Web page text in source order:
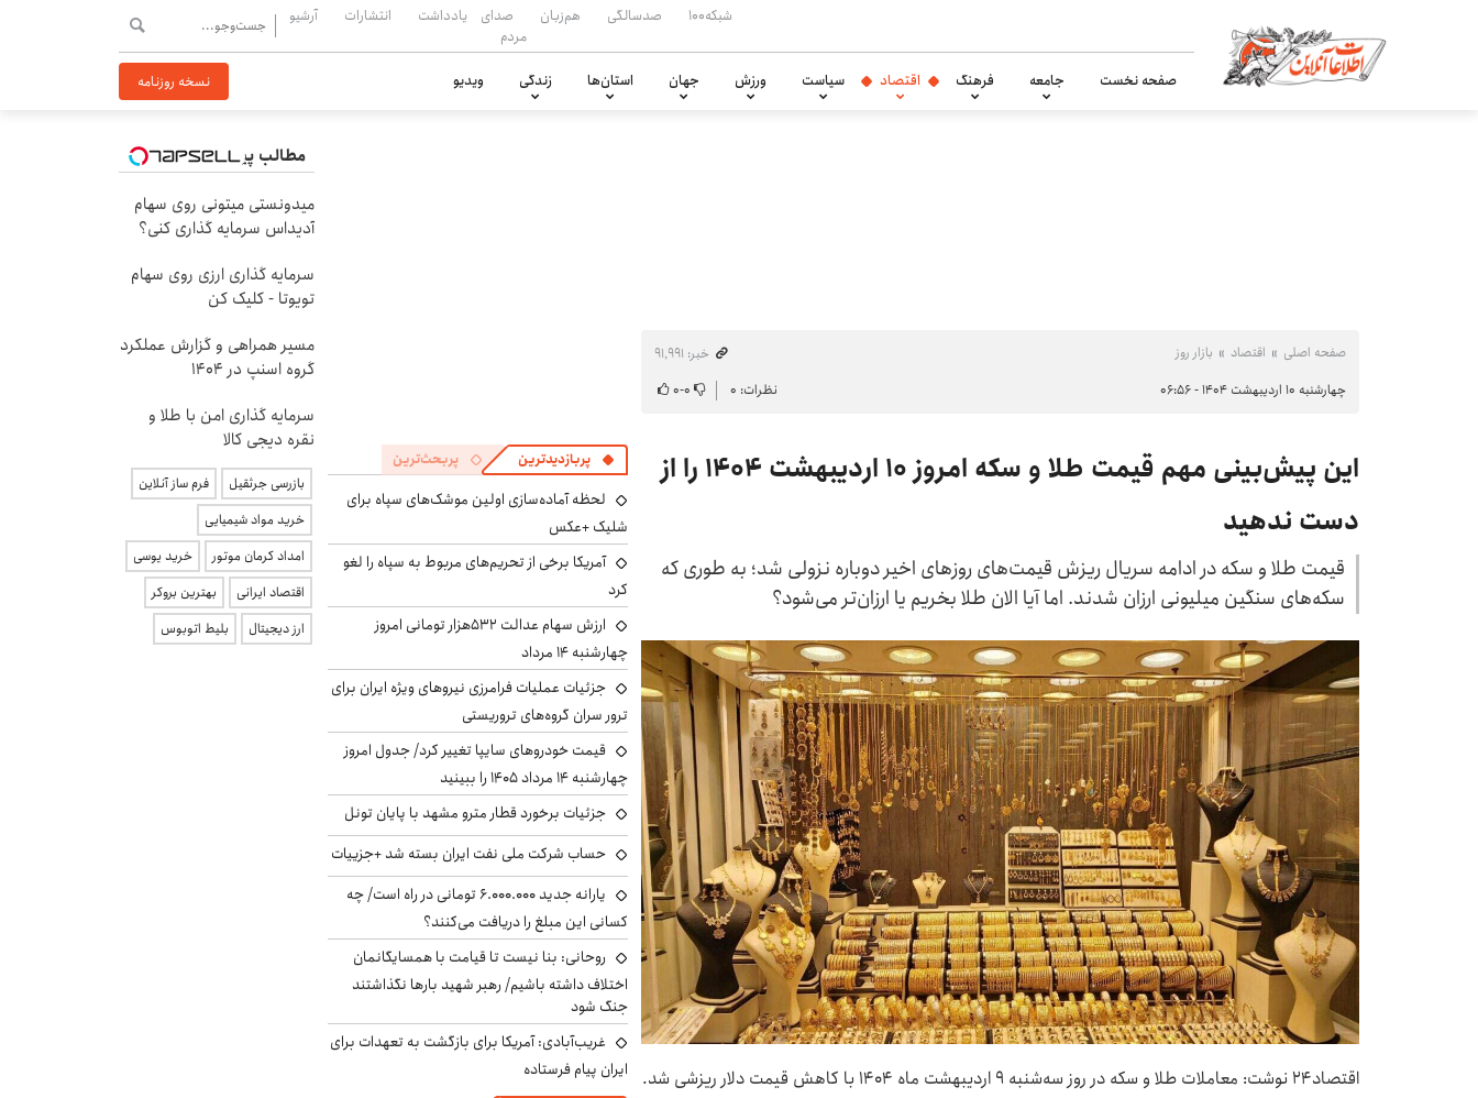
شبکه۱۰۰ صدسالگی هم‌زبان
صدای
مردم
یادداشت انتشارات آرشیو
صفحه نخست جامعه فرهنگ اقتصاد سیاست ورزش جهان استان‌ها زندگی ویدیو نسخه روزنامه
صفحه اصلی اقتصاد بازار روز
خبر: ۹۱٬۹۹۱
چهارشنبه ۱۰ اردیبهشت ۱۴۰۴ - ۰۶:۵۶
نظرات: ۰ ۰-۰
این پیش‌بینی مهم قیمت طلا و سکه امروز ۱۰ اردیبهشت ۱۴۰۴ را از
دست ندهید
قیمت طلا و سکه در ادامه سریال ریزش قیمت‌های روزهای اخیر دوباره نزولی شد؛ به طوری که
سکه‌های سنگین میلیونی ارزان شدند. اما آیا الان طلا بخریم یا ارزان‌تر می‌شود؟
اقتصاد۲۴ نوشت: معاملات طلا و سکه در روز سه‌شنبه ۹ اردیبهشت ماه ۱۴۰۴ با کاهش قیمت دلار ریزشی شد.
پربازدیدترین پربحث‌ترین
لحظه آماده‌سازی اولین موشک‌های سپاه برای
شلیک +عکس
آمریکا برخی از تحریم‌های مربوط به سپاه را لغو
کرد
ارزش سهام عدالت ۵۳۲هزار تومانی امروز
چهارشنبه ۱۴ مرداد
جزئیات عملیات فرامرزی نیروهای ویژه ایران برای
ترور سران گروه‌های تروریستی
قیمت خودروهای سایپا تغییر کرد/ جدول امروز
چهارشنبه ۱۴ مرداد ۱۴۰۵ را ببینید
جزئیات برخورد قطار مترو مشهد با پایان تونل
حساب‌ شرکت ملی نفت ایران بسته شد +جزییات
یارانه جدید ۶.۰۰۰.۰۰۰ تومانی در راه است/ چه
کسانی این مبلغ را دریافت می‌کنند؟
روحانی: بنا نیست تا قیامت با همسایگانمان
اختلاف داشته باشیم/ رهبر شهید بارها نگذاشتند
جنگ شود
غریب‌آبادی: آمریکا برای بازگشت به تعهدات برای
ایران پیام فرستاده
مطالب پیشنهادی
میدونستی میتونی روی سهام
آدیداس سرمایه گذاری کنی؟
سرمایه گذاری ارزی روی سهام
تویوتا - کلیک کن
مسیر همراهی و گزارش عملکرد
گروه اسنپ در ۱۴۰۴
سرمایه گذاری امن با طلا و
نقره دیجی کالا
بازرسی جرثقیل
فرم ساز آنلاین
خرید مواد شیمیایی
امداد کرمان موتور
خرید یوسی
اقتصاد ایرانی
بهترین بروکر
ارز دیجیتال
بلیط اتوبوس